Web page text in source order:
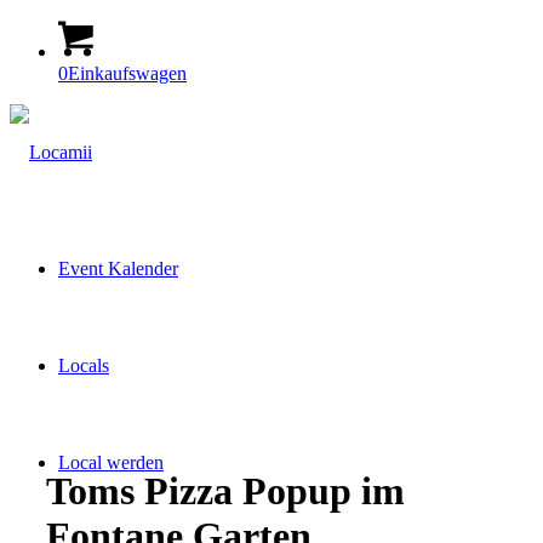
0Einkaufswagen
Event Kalender
Locals
Local werden
Toms Pizza Popup im